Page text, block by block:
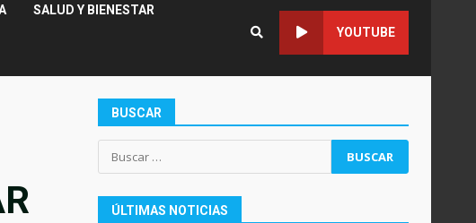
SALUD Y BIENESTAR
YOUTUBE
BUSCAR
Buscar:
ÚLTIMAS NOTICIAS